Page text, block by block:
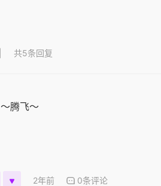
共5条回复
～腾飞～
2年前 0条评论